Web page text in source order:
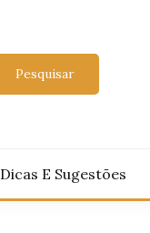
Dicas E Sugestões